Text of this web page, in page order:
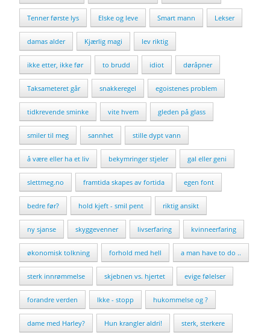
Tenner første lys Elske og leve Smart mann Lekser
damas alder Kjærlig magi lev riktig
ikke etter, ikke før to brudd idiot døråpner
Taksameteret går snakkeregel egoistenes problem
tidkrevende sminke vite hvem gleden på glass
smiler til meg sannhet stille dypt vann
å være eller ha et liv bekymringer stjeler gal eller geni
slettmeg.no framtida skapes av fortida egen font
bedre før? hold kjeft - smil pent riktig ansikt
ny sjanse skyggevenner livserfaring kvinneerfaring
økonomisk tolkning forhold med hell a man have to do ..
sterk innrømmelse skjebnen vs. hjertet evige følelser
forandre verden Ikke - stopp hukommelse og ?
dame med Harley? Hun krangler aldri! sterk, sterkere